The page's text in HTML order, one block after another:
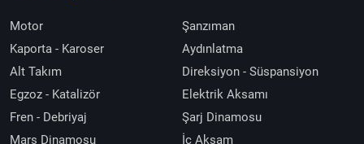
Motor
Şanzıman
Kaporta - Karoser
Aydınlatma
Alt Takım
Direksiyon - Süspansiyon
Egzoz - Katalizör
Elektrik Aksamı
Fren - Debriyaj
Şarj Dinamosu
Marş Dinamosu
İç Aksam